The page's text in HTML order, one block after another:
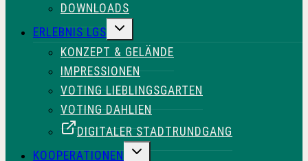
DOWNLOADS
ERLEBNIS LGS
UNTERMENÜ
UMSCHALTEN
KONZEPT & GELÄNDE
IMPRESSIONEN
VOTING LIEBLINGSGARTEN
VOTING DAHLIEN
DIGITALER STADTRUNDGANG
KOOPERATIONEN
UNTERMENÜ
UMSCHALTEN